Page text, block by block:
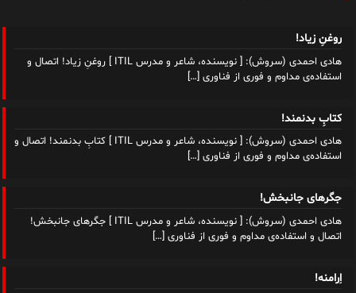
روغنِ زیاد!
هادی احمدی (سروش): [ نویسنده، شاعر و مدرس ITIL ] روغنِ زیاد! اتصال و
استفاده‌ی مداوم و فوری از فناوری […]
کتابِ بدنمند!
هادی احمدی (سروش): [ نویسنده، شاعر و مدرس ITIL ] کتابِ بدنمند! اتصال و
استفاده‌ی مداوم و فوری از فناوری […]
جگرهای جانبخش!
هادی احمدی (سروش): [ نویسنده، شاعر و مدرس ITIL ] جگرهای جانبخش!
اتصال و استفاده‌ی مداوم و فوری از فناوری […]
اِرامنه!